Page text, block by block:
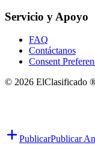
Servicio y Apoyo
FAQ
Contáctanos
Consent
© 2026 ElClasificado
PublicarPublicar